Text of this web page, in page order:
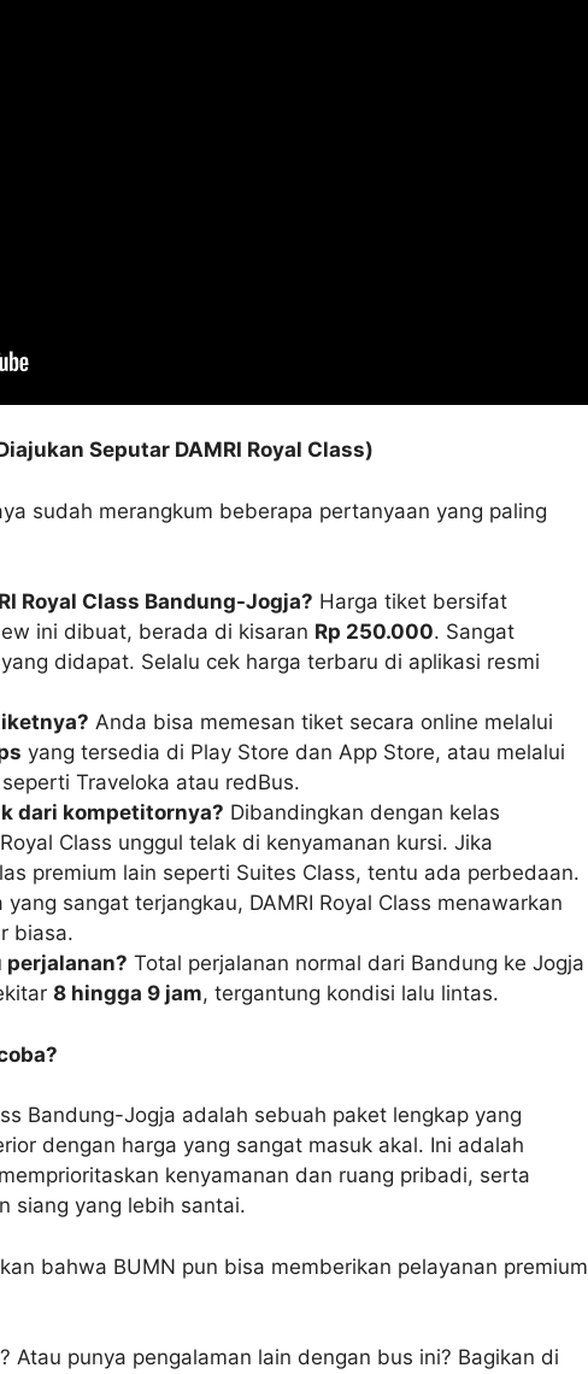
Seputar DAMRI Royal Class)
sudah merangkum beberapa pertanyaan yang paling
Royal Class Bandung-Jogja? Harga tiket bersifat
ini dibuat, berada di kisaran Rp 250.000. Sangat
didapat. Selalu cek harga terbaru di aplikasi resmi
Anda bisa memesan tiket secara online melalui
yang tersedia di Play Store dan App Store, atau melalui
Traveloka atau redBus.
dari kompetitornya? Dibandingkan dengan kelas
Class unggul telak di kenyamanan kursi. Jika
premium lain seperti Suites Class, tentu ada perbedaan.
sangat terjangkau, DAMRI Royal Class menawarkan
biasa.
perjalanan? Total perjalanan normal dari Bandung ke Jogja
8 hingga 9 jam, tergantung kondisi lalu lintas.
Bandung-Jogja adalah sebuah paket lengkap yang
dengan harga yang sangat masuk akal. Ini adalah
kenyamanan dan ruang pribadi, serta
siang yang lebih santai.
bahwa BUMN pun bisa memberikan pelayanan premium
Atau punya pengalaman lain dengan bus ini? Bagikan di